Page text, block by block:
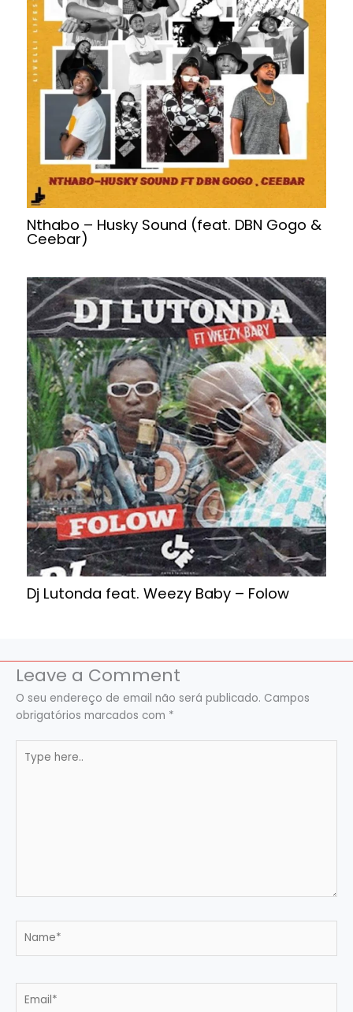
Nthabo – Husky Sound (feat. DBN Gogo &
Ceebar)
Dj Lutonda feat. Weezy Baby – Folow
Leave a Comment
O seu endereço de email não será publicado. Campos
obrigatórios marcados com *
here..